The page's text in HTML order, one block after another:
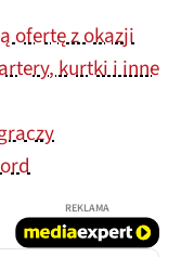
ofertę z okazji
kurtki i inne
REKLAMA